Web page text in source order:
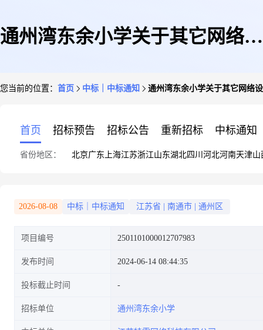
通州湾东余小学关于其它网络设
您当前的位置： 首页 中标｜中标通知 通州湾东余小学关于其它网络
首页 招标预告 招标公告 重新招标 中标通知
省份地区： 北京广东 上海江苏浙江山东湖北四川 河北河南天津山
2026-08-08 中标｜中标通知 江苏省 南通市 通州区
项目编号 2501101000012707983
发布时间 2024-06-14 08:44:35
投标截止时间
招标单位 通州湾东余小学